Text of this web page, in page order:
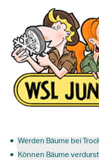
Werden Bäume bei
Können Bäume